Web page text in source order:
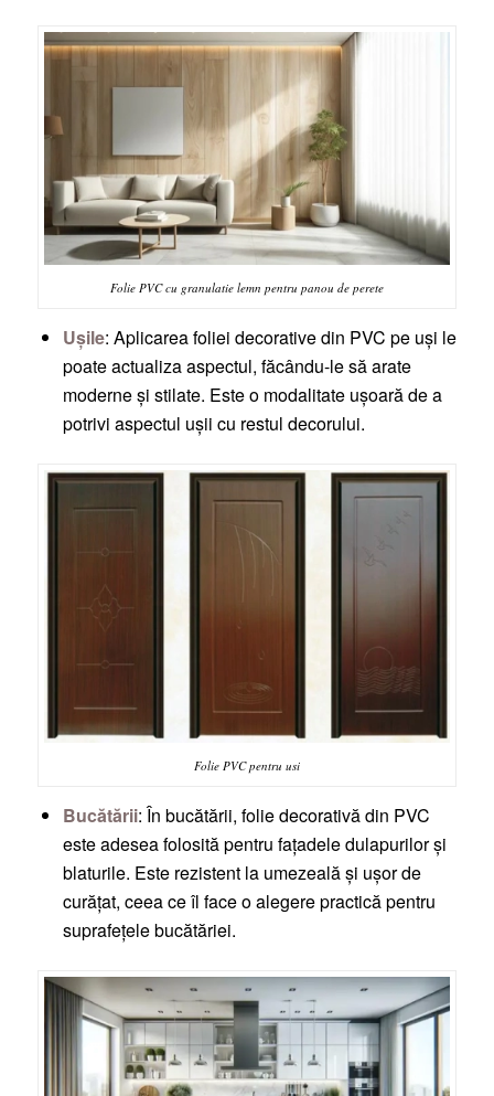
Folie PVC cu granulatie lemn pentru panou de perete
Ușile: Aplicarea foliei decorative din PVC pe uși le
poate actualiza aspectul, făcându-le să arate
moderne și stilate. Este o modalitate ușoară de a
potrivi aspectul ușii cu restul decorului.
Folie PVC pentru usi
Bucătării: În bucătării, folie decorativă din PVC
este adesea folosită pentru fațadele dulapurilor și
blaturile. Este rezistent la umezeală și ușor de
curățat, ceea ce îl face o alegere practică pentru
suprafețele bucătăriei.